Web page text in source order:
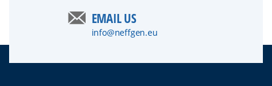
EMAIL US
info@neffgen.eu